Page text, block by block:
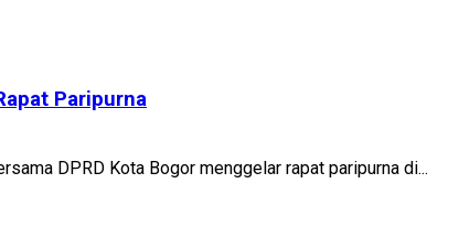
Paripurna
DPRD Kota Bogor menggelar rapat paripurna di...